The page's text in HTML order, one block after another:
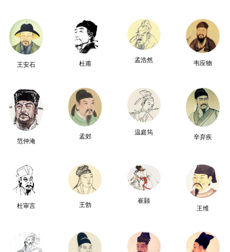
王安石 杜甫
孟浩然 韦应物
范仲淹
孟郊
温庭筠
辛弃疾
杜审言 王勃
崔颢
王维